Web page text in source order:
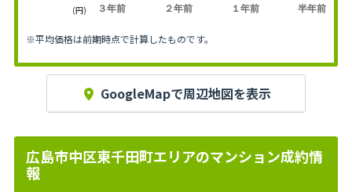
３年前 ２年前 １年前 半年前
(円)
※平均価格は前期時点で計算したものです。
GoogleMapで周辺地図を表示
広島市中区東千田町エリアのマンション成約情
報